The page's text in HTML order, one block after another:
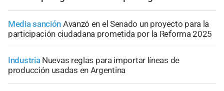
Media sanción Avanzó en el Senado un proyecto para la
participación ciudadana prometida por la Reforma 2025
Industria Nuevas reglas para importar líneas de
producción usadas en Argentina